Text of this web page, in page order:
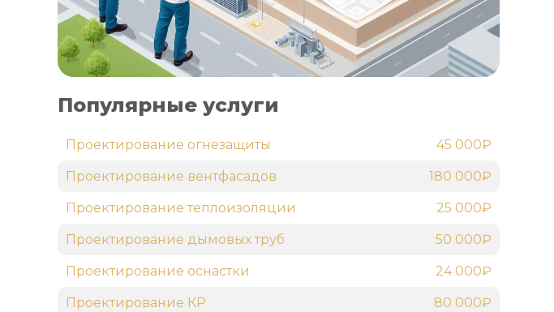
Популярные услуги
Проектирование огнезащиты 45 000₽
Проектирование вентфасадов 180 000₽
Проектирование теплоизоляции 25 000₽
Проектирование дымовых труб 50 000₽
Проектирование оснастки 24 000₽
Проектирование КР 80 000₽